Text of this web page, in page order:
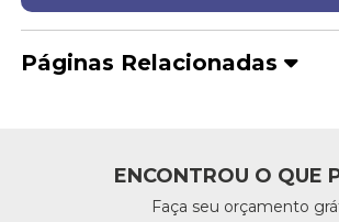
Páginas Relacionadas
ENCONTROU O QUE
Faça seu orçamento